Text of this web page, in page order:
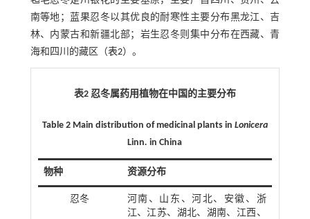
南等地；蓝果忍冬以其优良的耐寒性主要分布黑龙江、吉
林、内蒙古和新疆北部；岩生忍冬则集中分布在西藏、青
海和四川的藏区（表2）。
表2 忍冬属药用植物在中国的主要分布
Table 2 Main distribution of medicinal plants in Lonicera
Linn. in China
物种 资源分布
忍冬
河南、山东、河北、安徽、浙
江、江苏、湖北、湖南、江西、